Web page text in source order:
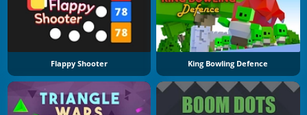
Flappy Shooter King Bowling Defence